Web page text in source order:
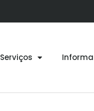
Serviços